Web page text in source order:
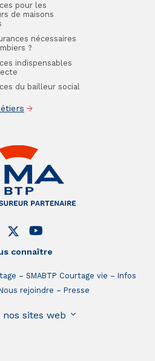
connaître
SMABTP Courtage vie
Infos
rejoindre Presse
nos sites web
pour les
de maisons
nécessaires
?
indispensables
du bailleur social